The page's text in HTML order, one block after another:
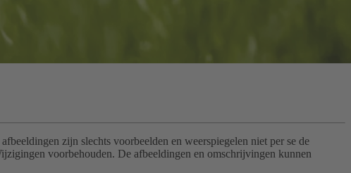
zijn slechts voorbeelden en weerspiegelen niet per se de
voorbehouden. De afbeeldingen en omschrijvingen kunnen